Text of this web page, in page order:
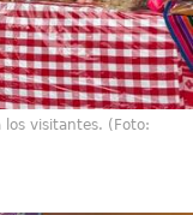
visitantes. (Foto: